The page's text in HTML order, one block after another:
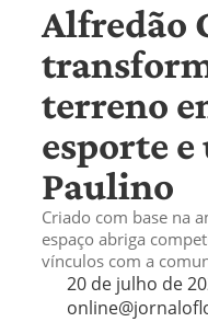
Alfredão
terreno
esporte e
Paulino
Criado com base na
espaço abriga
vínculos com a
20 de julho de